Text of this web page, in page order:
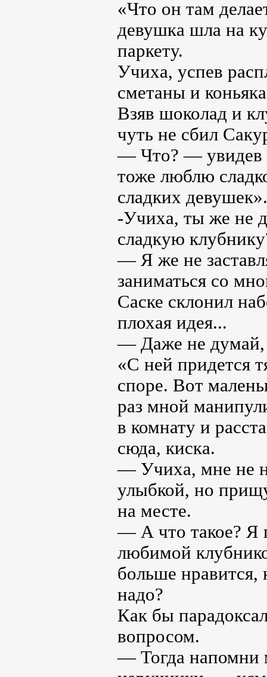
«Что он там
девушка шла на
паркету.
Учиха, успев
сметаны и
Взяв шоколад и
чуть не сбил
— Что? — увидев
тоже люблю
сладких девушек».
-Учиха, ты же не
сладкую
— Я же не
заниматься со
Саске склонил
плохая идея...
— Даже не думай,
«С ней придется
споре. Вот
раз мной
в комнату и
сюда, киска.
— Учиха, мне не
улыбкой, но
на месте.
— А что такое? Я
любимой
больше нравится,
надо?
Как бы
вопросом.
— Тогда напомни